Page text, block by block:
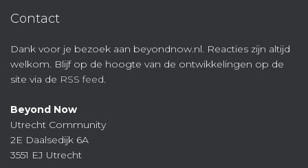
Contact
Dank voor je bezoek aan beyondnow.nl. Reacties zijn altijd
welkom. Blijf op de hoogte van de ontwikkelingen op de
site via de RSS feed.
Beyond Now
Utrecht Community
2E Daalsedijk 6A
3551 EJ Utrecht